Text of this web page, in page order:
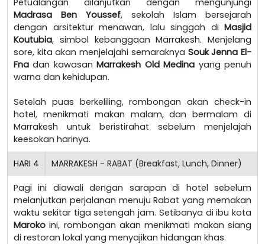
Madrasa Ben Youssef, sekolah Islam bersejarah
dengan arsitektur menawan, lalu singgah di Masjid
Koutubia, simbol kebanggaan Marrakesh. Menjelang
sore, kita akan menjelajahi semaraknya Souk Jenna El-
Fna dan kawasanMarrakesh Old Medina yang penuh
warna dan kehidupan.
Setelah puas berkeliling, rombongan akan check-in
hotel, menikmati makan malam, dan bermalam di
Marrakesh untuk beristirahat sebelum menjelajah
keesokan harinya.
HARI 4 MARRAKESH - RABAT (Breakfast, Lunch, Dinner)
Pagi ini diawali dengan sarapan di hotel sebelum
melanjutkan perjalanan menuju Rabat yang memakan
waktu sekitar tiga setengah jam. Setibanya di ibu kota
Maroko ini, rombongan akan menikmati makan siang
di restoran lokal yang menyajikan hidangan khas.